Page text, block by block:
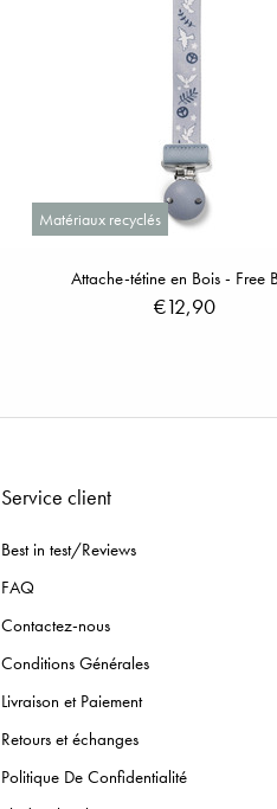
Matériaux recyclés
Attache-tétine en Bois - Free
€12,90
Service client
Best in test/Reviews
FAQ
Contactez-nous
Conditions Générales
Livraison et Paiement
Retours et échanges
Politique De Confidentialité